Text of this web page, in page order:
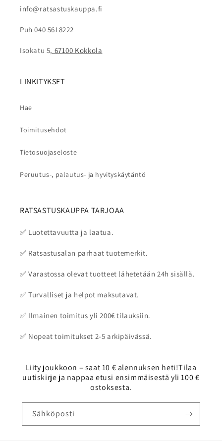
info@ratsastuskauppa.fi
Puh 040 5618222
Isokatu 5, 67100 Kokkola
LINKITYKSET
Hae
Toimitusehdot
Tietosuojaseloste
Peruutus-, palautus- ja hyvityskäytäntö
RATSASTUSKAUPPA TARJOAA
✅ Luotettavuutta ja laatua.
✅ Ratsastusalan parhaat tuotemerkit.
✅ Varastossa olevat tuotteet lähetetään 24h sisällä.
✅ Turvalliset ja helpot maksutavat.
✅ Ilmainen toimitus yli 200€ tilauksiin.
✅ Nopeat toimitukset 2-5 arkipäivässä.
Liity joukkoon – saat 10 € alennuksen heti!Tilaa
uutiskirje ja nappaa etusi ensimmäisestä yli 100 €
ostoksesta.
Sähköposti